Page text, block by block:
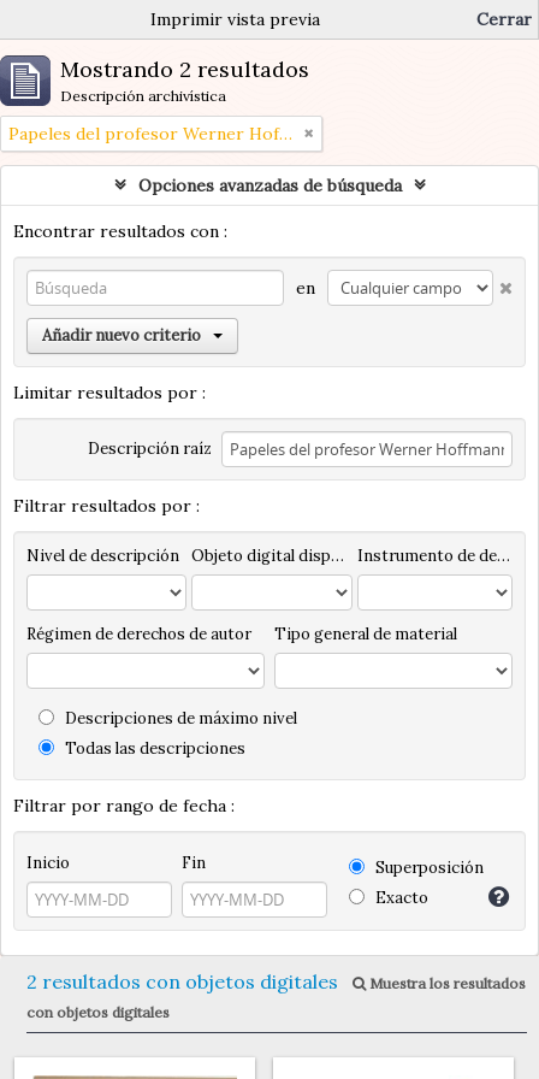
Imprimir vista previa Cerrar
Mostrando 2 resultados
Descripción archivística
Papeles del profesor Werner Hoffmann
Opciones avanzadas de búsqueda
Encontrar resultados con :
en
Añadir nuevo criterio
Limitar resultados por :
Descripción raíz
Filtrar resultados por :
Nivel de descripción Objeto digital disponibles Instrumento de descripción
Régimen de derechos de autor Tipo general de material
Descripciones de máximo nivel
Todas las descripciones
Filtrar por rango de fecha :
Inicio Fin
Superposición
Exacto
2 resultados con objetos digitales
Muestra los resultados
con objetos digitales